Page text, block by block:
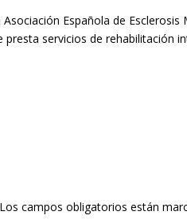
Española de Esclerosis
servicios de rehabilitación
Los campos obligatorios están